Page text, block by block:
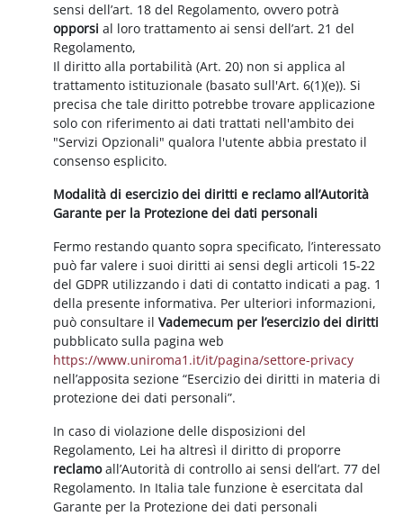
sensi dell’art. 18 del Regolamento, ovvero potrà
opporsi al loro trattamento ai sensi dell’art. 21 del
Regolamento,
Il diritto alla portabilità (Art. 20) non si applica al
trattamento istituzionale (basato sull'Art. 6(1)(e)). Si
precisa che tale diritto potrebbe trovare applicazione
solo con riferimento ai dati trattati nell'ambito dei
"Servizi Opzionali" qualora l'utente abbia prestato il
consenso esplicito.
Modalità di esercizio dei diritti e reclamo all’Autorità
Garante per la Protezione dei dati personali
Fermo restando quanto sopra specificato, l’interessato
può far valere i suoi diritti ai sensi degli articoli 15-22
del GDPR utilizzando i dati di contatto indicati a pag. 1
della presente informativa. Per ulteriori informazioni,
può consultare ilVademecum per l’esercizio dei diritti
pubblicato sulla pagina web
https://www.uniroma1.it/it/pagina/settore-privacy
nell’apposita sezione “Esercizio dei diritti in materia di
protezione dei dati personali”.
In caso di violazione delle disposizioni del
Regolamento, Lei ha altresì il diritto di proporre
reclamoall’Autorità di controllo ai sensi dell’art. 77 del
Regolamento. In Italia tale funzione è esercitata dal
Garante per la Protezione dei dati personali